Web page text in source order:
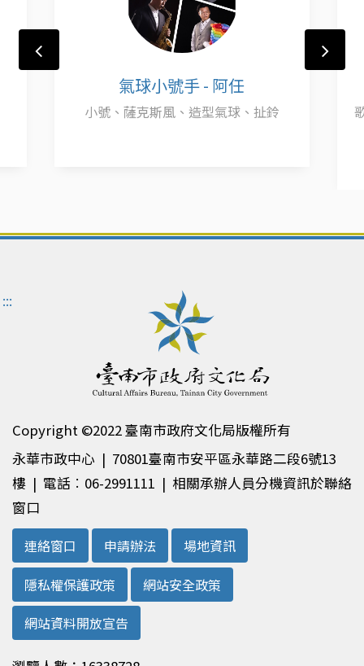
氣球小號手 - 阿任
小號、薩克斯風、造型氣球、扯鈴
:::
Copyright ©2022 臺南市政府文化局版權所有
永華市政中心 | 70801臺南市安平區永華路二段6號13
樓 | 電話︰06-2991111 | 相關承辦人員分機資訊於聯絡
窗口
連絡窗口
申請辦法
場地資訊
隱私權保護政策
網站安全政策
網站資料開放宣告